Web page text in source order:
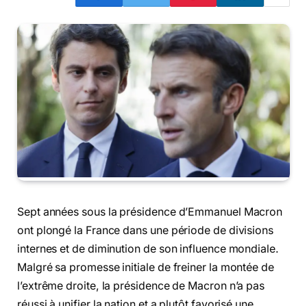
Sept années sous la présidence d’Emmanuel Macron
ont plongé la France dans une période de divisions
internes et de diminution de son influence mondiale.
Malgré sa promesse initiale de freiner la montée de
l’extrême droite, la présidence de Macron n’a pas